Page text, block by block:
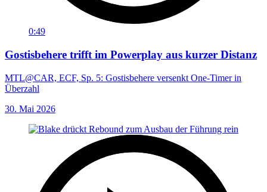
0:49
Gostisbehere trifft im Powerplay aus kurzer Distanz
MTL@CAR, ECF, Sp. 5: Gostisbehere versenkt One-Timer in
Überzahl
30. Mai 2026